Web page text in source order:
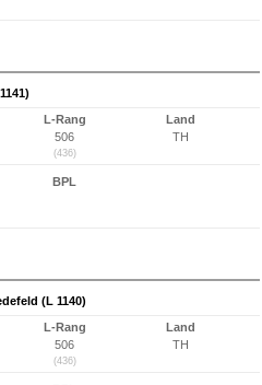
L-Rang
506
(436)
Land
TH
BPL
(L 1140)
L-Rang
506
(436)
Land
TH